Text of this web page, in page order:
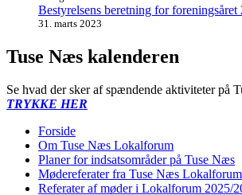
Bestyrelsens beretning for foreningsåret
31. marts 2023
Tuse Næs kalenderen
Se hvad der sker af spændende aktiviteter på
TRYKKE HER
Forside
Om Tuse Næs Lokalforum
Planer for indsatsområder på Tuse Næs
Mødereferater fra Tuse Næs
Referater af møder i Lokalforum 2025/